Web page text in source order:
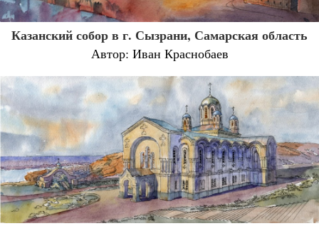
Казанский собор в г. Сызрани, Самарская область
Автор: Иван Краснобаев